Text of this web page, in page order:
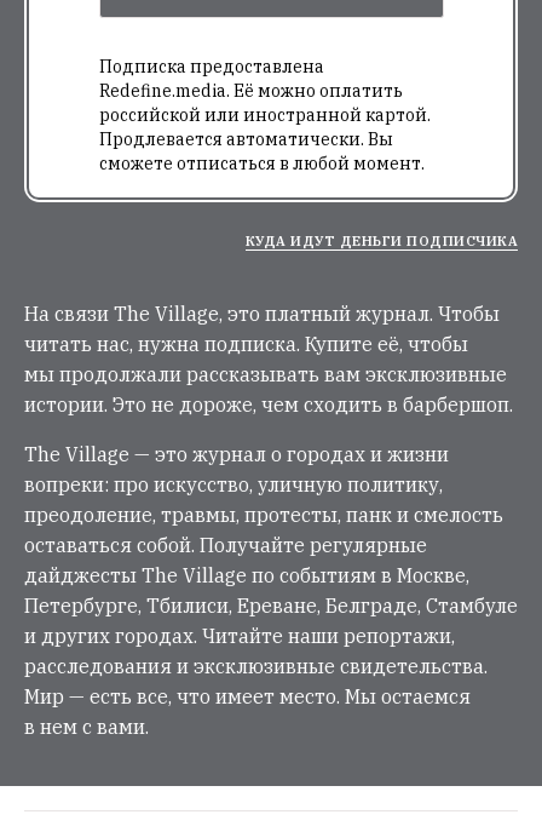
Подписка предоставлена
Redefine.media. Её можно оплатить
российской или иностранной картой.
Продлевается автоматически. Вы
сможете отписаться в любой момент.
КУДА ИДУТ ДЕНЬГИ ПОДПИСЧИКА
На связи The Village, это платный журнал. Чтобы
читать нас, нужна подписка. Купите её, чтобы
мы продолжали рассказывать вам эксклюзивные
истории. Это не дороже, чем сходить в барбершоп.
The Village — это журнал о городах и жизни
вопреки: про искусство, уличную политику,
преодоление, травмы, протесты, панк и смелость
оставаться собой. Получайте регулярные
дайджесты The Village по событиям в Москве,
Петербурге, Тбилиси, Ереване, Белграде, Стамбуле
и других городах. Читайте наши репортажи,
расследования и эксклюзивные свидетельства.
Мир — есть все, что имеет место. Мы остаемся
в нем с вами.